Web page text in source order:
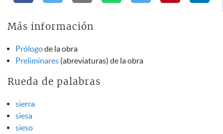
Más información
Prólogode la obra
Preliminares (abreviaturas) de la obra
Rueda de palabras
sierra
siesa
sieso